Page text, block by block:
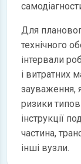
Для
технічного
інтервали
і витратних
зауваження,
ризики
інструкції
частина,
інші вузли.